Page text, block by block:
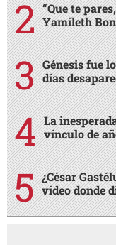
“Que te
Yamileth
Génesis fue
días
La
vínculo de
¿César
video donde